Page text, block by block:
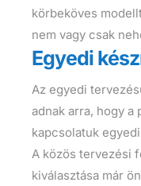
körbeköves
nem vagy csak
Egyedi
Az egyedi
adnak arra, hogy a
kapcsolatuk
A közös tervezési
kiválasztása már